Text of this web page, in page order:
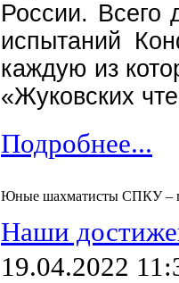
России. Всего
испытаний
каждую из
«Жуковских
Подробнее...
Юные шахматисты СПКУ –
Наши
19.04.2022